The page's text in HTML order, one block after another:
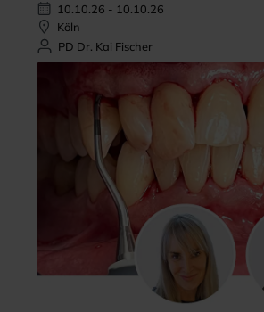
10.10.26 - 10.10.26
Köln
PD Dr. Kai Fischer